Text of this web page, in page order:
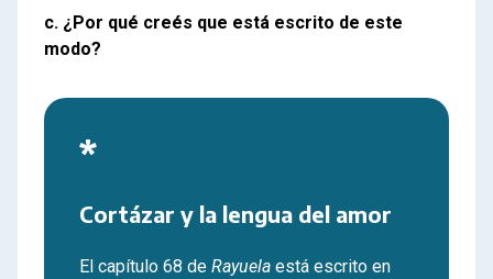
c. ¿Por qué creés que está escrito de este
modo?
*
Cortázar y la lengua del amor
El capítulo 68 de Rayuela está escrito en